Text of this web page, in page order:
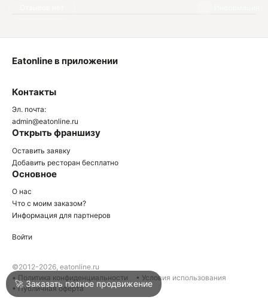
Войти
Написать в техподдержку
Контакты
Эл. почта:
admin@eatonline.ru
Открыть франшизу
Оставить заявку
Добавить ресторан бесплатно
Основное
О нас
Что с моим заказом?
Информация для партнеров
Eatonline в приложении
Войти
©2012-2026, eatonline.ru
• Политика конфиденциальности
• Условия использования
• Публичная оферта
🚀 Заказать полное продвижение